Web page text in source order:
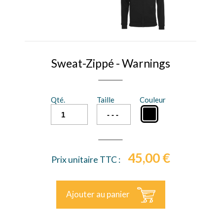
Sweat-Zippé - Warnings
Qté. Taille Couleur
Prix unitaire TTC : 45,00 €
Ajouter au panier